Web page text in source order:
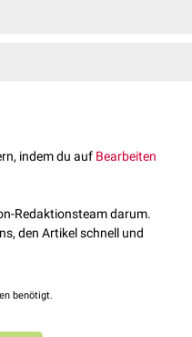
drei verschiedene
gleichzeitigem Fehlen von
sich U1-RNP-Antikörper auch
systemischen Lupus
indem du auf Bearbeiten
Redaktionsteam darum.
den Artikel schnell und
benötigt.